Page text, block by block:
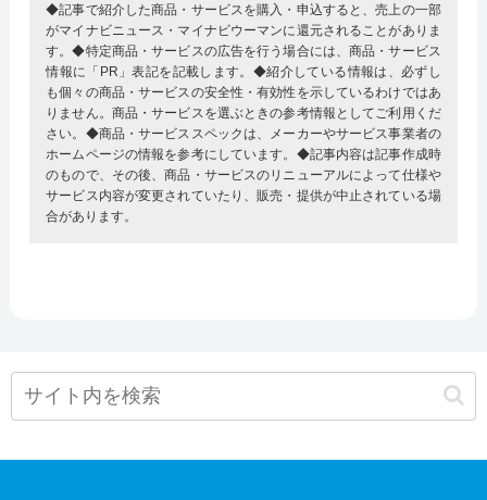
◆記事で紹介した商品・サービスを購入・申込すると、売上の一部
がマイナビニュース・マイナビウーマンに還元されることがありま
す。◆特定商品・サービスの広告を行う場合には、商品・サービス
情報に「PR」表記を記載します。◆紹介している情報は、必ずし
も個々の商品・サービスの安全性・有効性を示しているわけではあ
りません。商品・サービスを選ぶときの参考情報としてご利用くだ
さい。◆商品・サービススペックは、メーカーやサービス事業者の
ホームページの情報を参考にしています。◆記事内容は記事作成時
のもので、その後、商品・サービスのリニューアルによって仕様や
サービス内容が変更されていたり、販売・提供が中止されている場
合があります。